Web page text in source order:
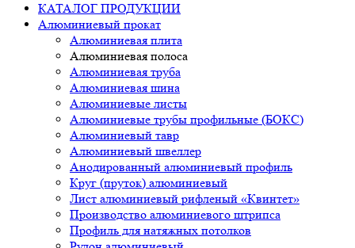
КАТАЛОГ ПРОДУКЦИИ
Алюминиевый прокат
Алюминиевая плита
Алюминиевая полоса
Алюминиевая труба
Алюминиевая шина
Алюминиевые листы
Алюминиевые трубы профильные (БОКС)
Алюминиевый тавр
Алюминиевый швеллер
Анодированный алюминиевый профиль
Круг (пруток) алюминиевый
Лист алюминиевый рифленый «Квинтет»
Производство алюминиевого штрипса
Профиль для натяжных потолков